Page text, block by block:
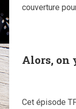
couverture
Alors, on
Cet épisode